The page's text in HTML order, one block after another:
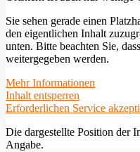
Sie sehen gerade einen
den eigentlichen Inhalt
unten. Bitte beachten Sie,
weitergegeben werden.
Mehr Informationen
Inhalt entsperren
Erforderlichen Service
Die dargestellte Position der
Angabe.